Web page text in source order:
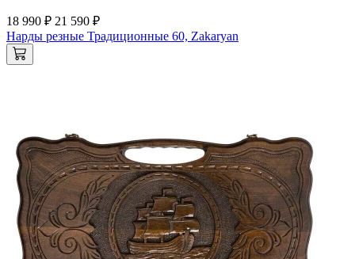
18 990 ₽ 21 590 ₽
Нарды резные Традиционные 60, Zakaryan